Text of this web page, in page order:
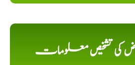
کی تشخیص معلومات